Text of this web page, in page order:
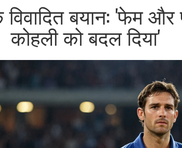
बयान: 'फेम और
कोहली को बदल दिया'